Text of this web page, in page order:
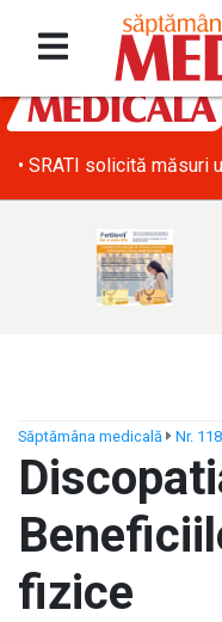
• SRATI solicită măsuri
Săptămâna medicală Nr. 118
fizice